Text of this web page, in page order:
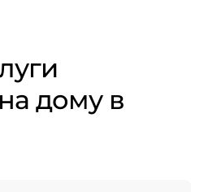
дому в